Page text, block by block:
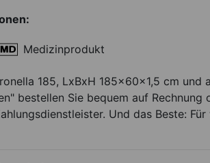
Medizinprodukt
185, LxBxH 185x60x1,5 cm und
bestellen Sie bequem auf
Und das Beste: